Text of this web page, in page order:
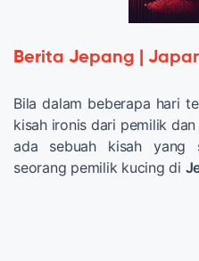
Berita Jepang |
Bila dalam beberapa hari
kisah ironis dari pemilik
ada sebuah kisah yang
seorang pemilik kucing di